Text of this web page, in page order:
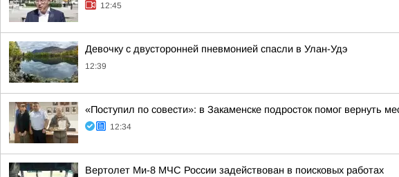
12:45
Девочку с двусторонней пневмонией спасли в Улан-Удэ
12:39
«Поступил по совести»: в Закаменске подросток помог вернуть
12:34
Вертолет Ми-8 МЧС России задействован в поисковых работах